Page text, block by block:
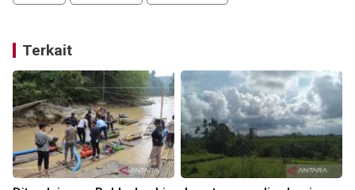
Terkait